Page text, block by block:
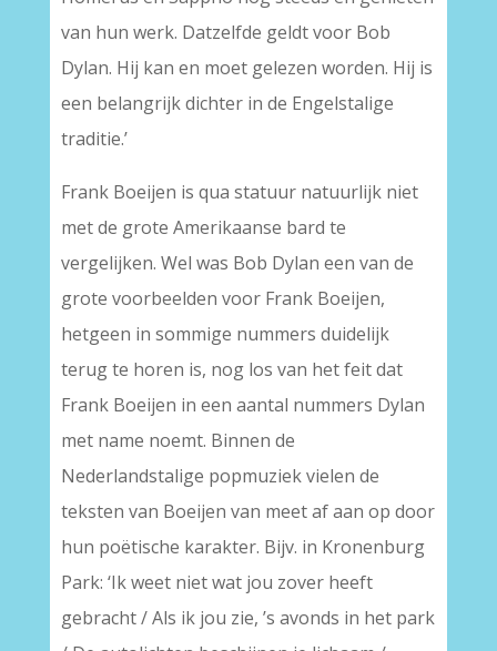
van hun werk. Datzelfde geldt voor Bob
Dylan. Hij kan en moet gelezen worden. Hij is
een belangrijk dichter in de Engelstalige
traditie.’
Frank Boeijen is qua statuur natuurlijk niet
met de grote Amerikaanse bard te
vergelijken. Wel was Bob Dylan een van de
grote voorbeelden voor Frank Boeijen,
hetgeen in sommige nummers duidelijk
terug te horen is, nog los van het feit dat
Frank Boeijen in een aantal nummers Dylan
met name noemt. Binnen de
Nederlandstalige popmuziek vielen de
teksten van Boeijen van meet af aan op door
hun poëtische karakter. Bijv. in Kronenburg
Park: ‘Ik weet niet wat jou zover heeft
gebracht / Als ik jou zie, ’s avonds in het park